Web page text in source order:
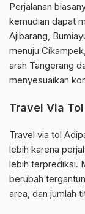
Perjalanan
kemudian dapat
Ajibarang,
menuju
arah Tangerang
menyesuaikan
Travel Via
Travel via tol
lebih karena
lebih terprediksi.
berubah
area, dan jumlah